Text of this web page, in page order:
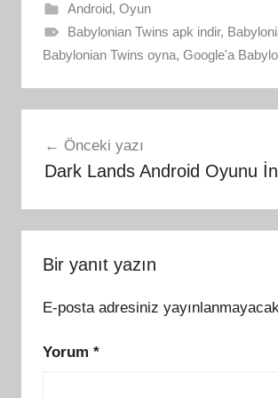
Android, Oyun
Babylonian Twins apk indir,
Babylonian Twins oyna, Google'a
gezinmesi
Önceki yazı
Dark Lands Android Oyunu
Bir yanıt yazın
E-posta adresiniz
Yorum *